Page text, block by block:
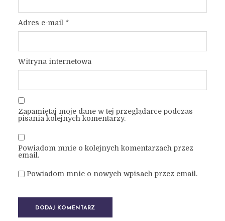
Adres e-mail *
Witryna internetowa
Zapamiętaj moje dane w tej przeglądarce podczas
pisania kolejnych komentarzy.
Powiadom mnie o kolejnych komentarzach przez
email.
Powiadom mnie o nowych wpisach przez email.